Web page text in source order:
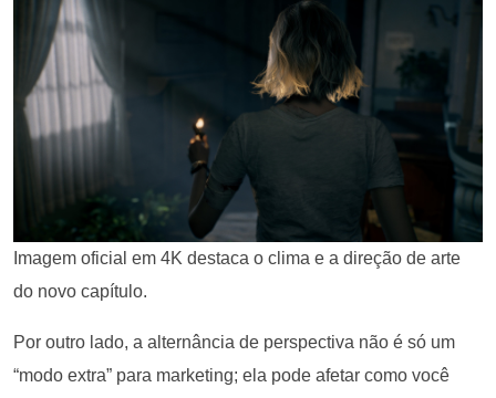
Imagem oficial em 4K destaca o clima e a direção de arte
do novo capítulo.
Por outro lado, a alternância de perspectiva não é só um
“modo extra” para marketing; ela pode afetar como você